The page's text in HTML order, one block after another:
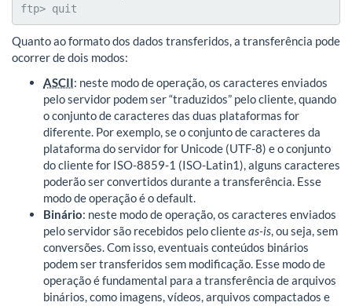
ftp> quit
Quanto ao formato dos dados transferidos, a transferência pode
ocorrer de dois modos:
ASCII: neste modo de operação, os caracteres enviados
pelo servidor podem ser “traduzidos” pelo cliente, quando
o conjunto de caracteres das duas plataformas for
diferente. Por exemplo, se o conjunto de caracteres da
plataforma do servidor for Unicode (UTF-8) e o conjunto
do cliente for ISO-8859-1 (ISO-Latin1), alguns caracteres
poderão ser convertidos durante a transferência. Esse
modo de operação é o default.
Binário: neste modo de operação, os caracteres enviados
pelo servidor são recebidos pelo clienteas-is, ou seja, sem
conversões. Com isso, eventuais conteúdos binários
podem ser transferidos sem modificação. Esse modo de
operação é fundamental para a transferência de arquivos
binários, como imagens, vídeos, arquivos compactados e